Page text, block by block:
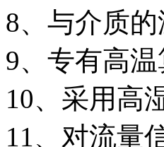
8、与介质
9、专有高
10、采用高
11、对流量